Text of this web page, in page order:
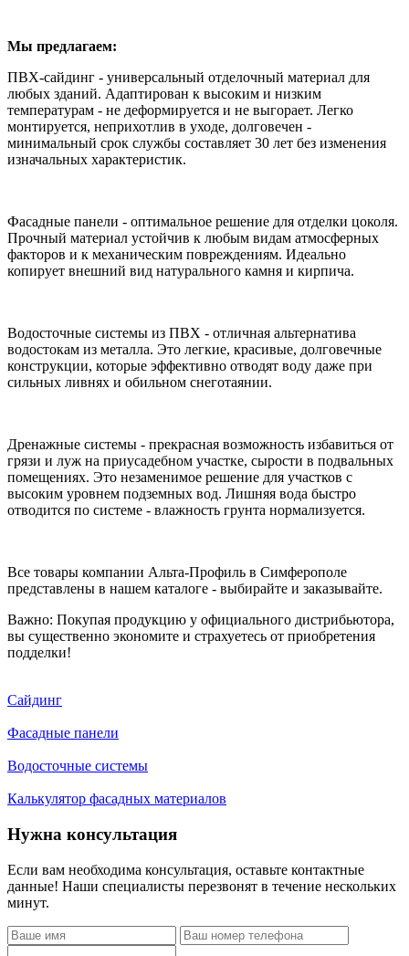
Мы предлагаем:
ПВХ-сайдинг - универсальный отделочный материал для
любых зданий. Адаптирован к высоким и низким
температурам - не деформируется и не выгорает. Легко
монтируется, неприхотлив в уходе, долговечен -
минимальный срок службы составляет 30 лет без изменения
изначальных характеристик.
Фасадные панели - оптимальное решение для отделки цоколя.
Прочный материал устойчив к любым видам атмосферных
факторов и к механическим повреждениям. Идеально
копирует внешний вид натурального камня и кирпича.
Водосточные системы из ПВХ - отличная альтернатива
водостокам из металла. Это легкие, красивые, долговечные
конструкции, которые эффективно отводят воду даже при
сильных ливнях и обильном снеготаянии.
Дренажные системы - прекрасная возможность избавиться от
грязи и луж на приусадебном участке, сырости в подвальных
помещениях. Это незаменимое решение для участков с
высоким уровнем подземных вод. Лишняя вода быстро
отводится по системе - влажность грунта нормализуется.
Все товары компании Альта-Профиль в Симферополе
представлены в нашем каталоге - выбирайте и заказывайте.
Важно: Покупая продукцию у официального дистрибьютора,
вы существенно экономите и страхуетесь от приобретения
подделки!
Сайдинг
Фасадные панели
Водосточные системы
Калькулятор фасадных материалов
Нужна консультация
Если вам необходима консультация, оставьте контактные
данные! Наши специалисты перезвонят в течение нескольких
минут.